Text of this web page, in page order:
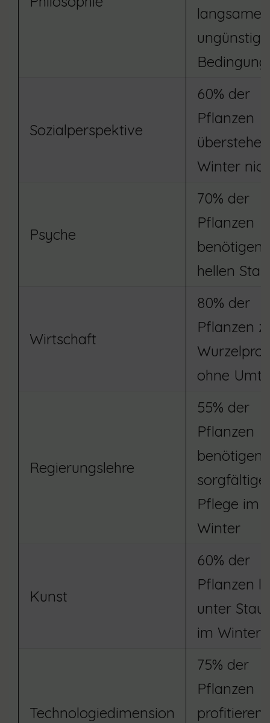
Sozialperspektive
60% der
Pflanzen
Winter
Psyche
70% der
Pflanzen
benötigen
hellen
Wirtschaft
80% der
Pflanzen
ohne
Regierungslehre
55% der
Pflanzen
benötigen
sorgfältige
Pflege im
Winter
Kunst
60% der
Pflanzen
unter
im Winter
Technologiedimension
75% der
Pflanzen
profitieren